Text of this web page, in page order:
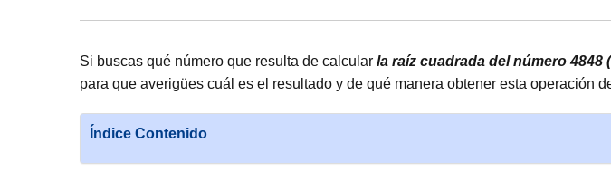
Si buscas qué número que resulta de calcular la raíz cuadrada del número
para que averigües cuál es el resultado y de qué manera obtener esta operación
Índice Contenido